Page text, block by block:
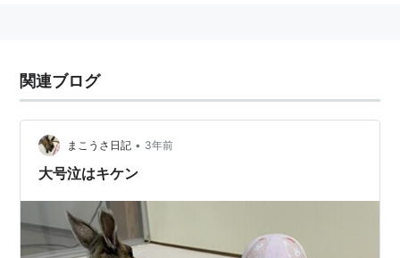
関連ブログ
まこうさ日記 • 3年前
大号泣はキケン